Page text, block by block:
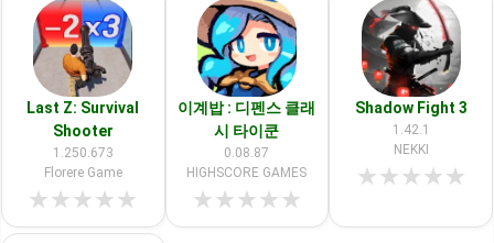
Last Z: Survival
Shooter
1.250.673
Florere Game
★★★★★
이계밥 : 디펜스 클래
시 타이쿤
0.08.87
HIGHSCORE GAMES
★★★★★
Shadow Fight 3
1.42.1
NEKKI
★★★★★